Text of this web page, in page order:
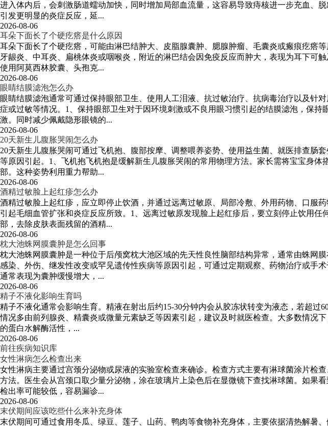
进入体内后，会刺激肠道蠕动加快，同时增加局部血流量，这容易导致痔核进一步充血、
引发更明显的炎症反应，延...
2026-08-06
耳朵下面长了个硬疙瘩是什么原因
耳朵下面长了个硬疙瘩，可能由淋巴结肿大、皮脂腺囊肿、腮腺肿瘤、毛囊炎或瘢痕疙瘩
牙龈炎、中耳炎、扁桃体炎或咽喉炎，附近的淋巴结会因免疫反应而肿大，表现为耳下可
使用阿莫西林胶囊、头孢克...
2026-08-06
眼睛结膜滤泡怎么办
眼睛结膜滤泡通常可通过保持眼部卫生、使用人工泪液、抗过敏治疗、抗病毒治疗以及针
症或过敏等情况。1、保持眼部卫生对于因环境刺激或不良用眼习惯引起的结膜滤泡，保
激。同时减少佩戴隐形眼镜的...
2026-08-06
20天新生儿腹胀哭闹怎么办
20天新生儿腹胀哭闹可通过飞机抱、腹部按摩、调整喂养姿势、使用益生菌、就医排查
等原因引起。1、飞机抱飞机抱是缓解新生儿腹胀哭闹的常用物理方法。家长需将宝宝身
部。这种姿势利用重力帮助...
2026-08-06
酒精过敏脸上起红疹怎么办
酒精过敏脸上起红疹，应立即停止饮酒，并通过远离过敏原、局部冷敷、外用药物、口服
引起毛细血管扩张和炎症反应所致。1、远离过敏原发现脸上起红疹后，要立刻停止饮用
部，去除皮肤表面残留的酒精...
2026-08-06
枕大池蛛网膜囊肿是怎么回事
枕大池蛛网膜囊肿是一种位于后颅窝枕大池区域的先天性良性脑部结构异常，通常由蛛网
感染、外伤、继发性改变或罕见遗传性疾病等原因引起，可通过定期观察、药物治疗或手
通常表现为囊肿缓慢增大，...
2026-08-06
精子不液化影响生育吗
精子不液化通常会影响生育。精液在射出后约15-30分钟内会从胶冻状转变为液态，若超
情况多由前列腺炎、精囊炎或微量元素缺乏等因素引起，建议及时就医检查。大多数情况
的蛋白水解酶活性，...
2026-08-06
前往疾病知识库
女性淋病怎么检查出来
女性淋病主要通过宫颈分泌物或尿液的实验室检查来确诊。检查方式主要有淋球菌涂片检
方法。医生会从宫颈口取少量分泌物，涂在玻璃片上染色后在显微镜下查找淋球菌。如果
检出率可能较低，容易漏诊...
2026-08-06
末伏期间应该吃些什么来补充身体
末伏期间可通过食用冬瓜、绿豆、莲子、山药、鸭肉等食物补充身体，主要依据清热解暑